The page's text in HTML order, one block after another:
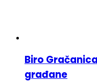
Biro
građane